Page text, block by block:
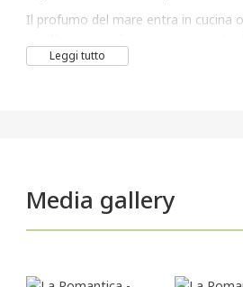
Il profumo del mare entra in cucina
Romantica di Cesenatico, il pesce
Leggi tutto
Media gallery